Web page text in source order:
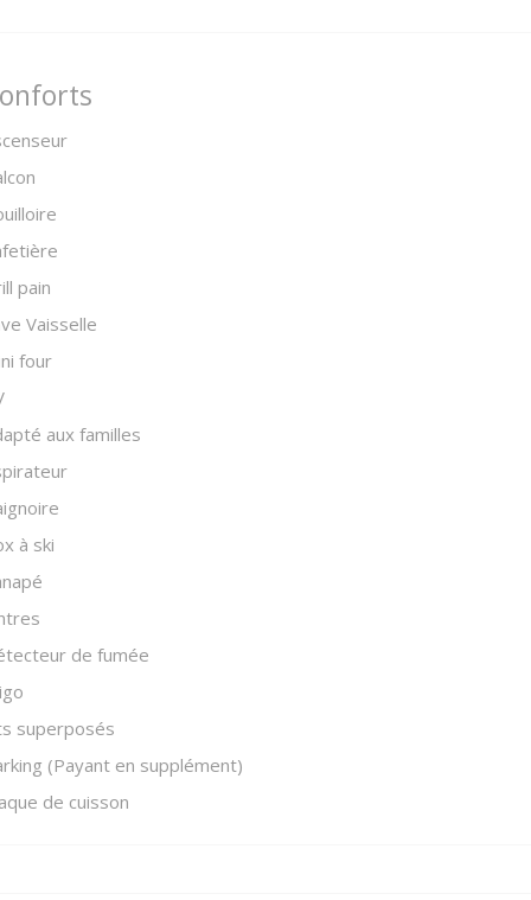
pain
Vaisselle
four
aux familles
à ski
de fumée
superposés
(Payant en supplément)
de cuisson